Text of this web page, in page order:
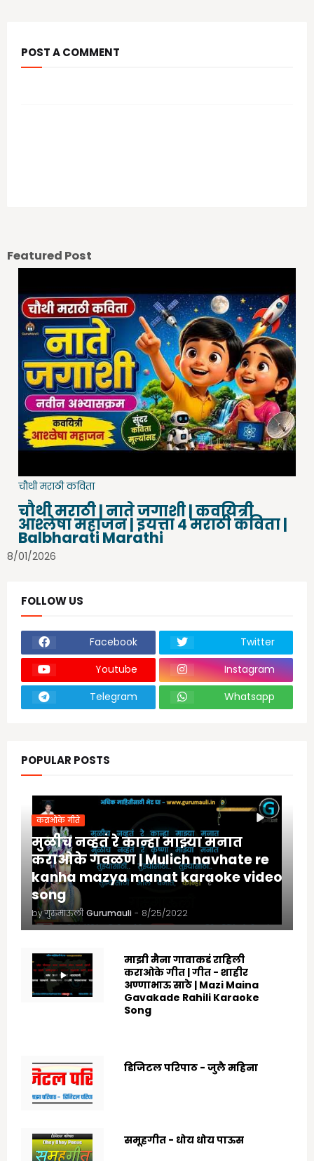
POST A COMMENT
Featured Post
चौथी मराठी कविता
चौथी मराठी | नाते जगाशी | कवयित्री
आश्लेषा महाजन | इयत्ता 4 मराठी कविता |
Balbharati Marathi
8/01/2026
FOLLOW US
Facebook
Twitter
Youtube
Instagram
Telegram
Whatsapp
POPULAR POSTS
कराओके गीते
मुळीच नव्हतं रे कान्हा माझ्या मनात
कराओके गवळण | Mulich navhate re
kanha mazya manat karaoke video
song
by गुरुमाऊली Gurumauli - 8/25/2022
माझी मैना गावाकडं राहिली
कराओके गीत | गीत - शाहीर
अण्णाभाऊ साठे | Mazi Maina
Gavakade Rahili Karaoke
Song
डिजिटल परिपाठ - जुलै महिना
समूहगीत - धोय धोय पाऊस